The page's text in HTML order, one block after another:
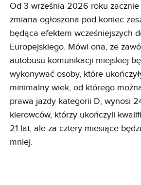
Od 3 września 2026 roku
zmiana ogłoszona pod koniec
będąca efektem wcześniejszych
Europejskiego. Mówi ona, że
autobusu komunikacji miejskiej
wykonywać osoby, które
minimalny wiek, od którego
prawa jazdy kategorii D, wynosi
kierowców, którzy ukończyli
21 lat, ale za cztery miesiące
mniej.